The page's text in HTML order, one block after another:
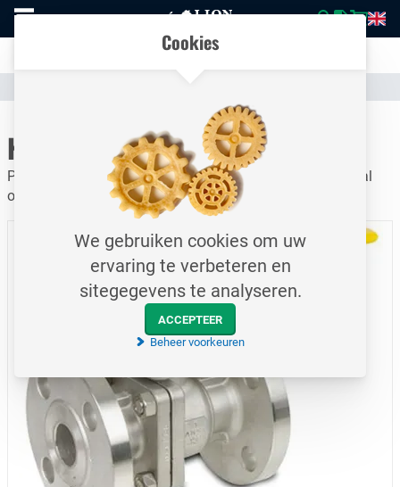
Naar
homepage
Transparante communicatie over kosten en verzendstatus
Kogelkraan / 0-40 bar / DN40
PN10/16 / TFM 1600 / Model F15 / RVS / Flens / Manual
operator
Cookies
We gebruiken cookies om uw
ervaring te verbeteren en
sitegegevens te analyseren.
ACCEPTEER
Beheer voorkeuren